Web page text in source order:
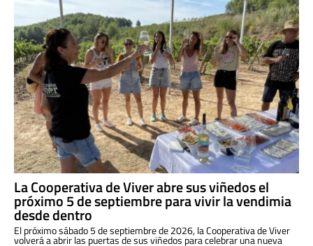
La Cooperativa de Viver abre sus viñedos el
próximo 5 de septiembre para vivir la vendimia
desde dentro
El próximo sábado 5 de septiembre de 2026, la Cooperativa de Viver
volverá a abrir las puertas de sus viñedos para celebrar una nueva